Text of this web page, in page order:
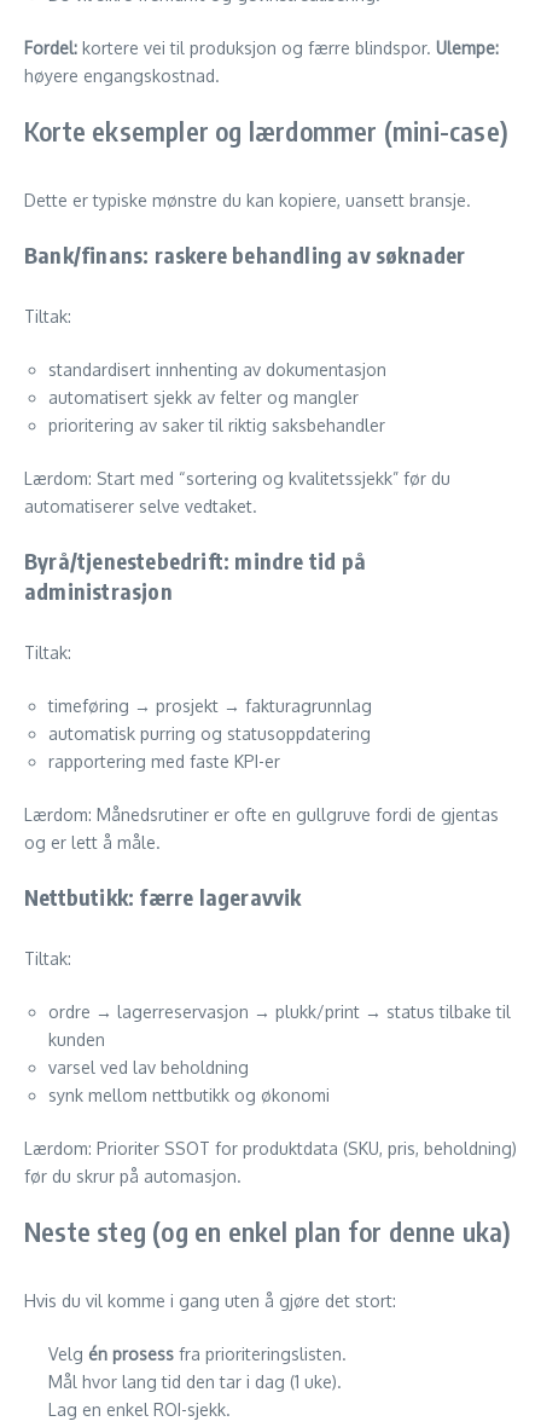
Fordel: kortere vei til produksjon og færre blindspor. Ulempe:
høyere engangskostnad.
Korte eksempler og lærdommer (mini-case)
Dette er typiske mønstre du kan kopiere, uansett bransje.
Bank/finans: raskere behandling av søknader
Tiltak:
standardisert innhenting av dokumentasjon
automatisert sjekk av felter og mangler
prioritering av saker til riktig saksbehandler
Lærdom: Start med “sortering og kvalitetssjekk” før du
automatiserer selve vedtaket.
Byrå/tjenestebedrift: mindre tid på
administrasjon
Tiltak:
timeføring → prosjekt → fakturagrunnlag
automatisk purring og statusoppdatering
rapportering med faste KPI-er
Lærdom: Månedsrutiner er ofte en gullgruve fordi de gjentas
og er lett å måle.
Nettbutikk: færre lageravvik
Tiltak:
ordre → lagerreservasjon → plukk/print → status tilbake til
kunden
varsel ved lav beholdning
synk mellom nettbutikk og økonomi
Lærdom: Prioriter SSOT for produktdata (SKU, pris, beholdning)
før du skrur på automasjon.
Neste steg (og en enkel plan for denne uka)
Hvis du vil komme i gang uten å gjøre det stort:
Velg én prosess fra prioriteringslisten.
Mål hvor lang tid den tar i dag (1 uke).
Lag en enkel ROI-sjekk.